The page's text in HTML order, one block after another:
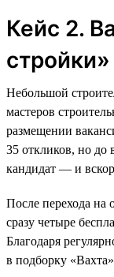
Кейс 2.
Небольшой
мастеров
размещении
35 откликов, но до
кандидат — и
После перехода на
сразу четыре
Благодаря
в подборку